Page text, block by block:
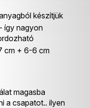
készítjük
így nagyon
cm + 6-6 cm
magasba
a csapatot.. ilyen